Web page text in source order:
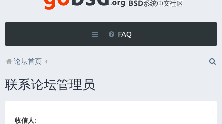
FAQ
论坛首页
联系论坛管理员
收信人: